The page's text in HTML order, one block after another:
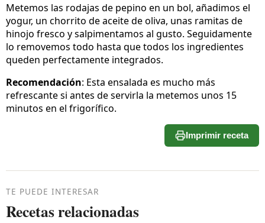
Metemos las rodajas de pepino en un bol, añadimos el
yogur, un chorrito de aceite de oliva, unas ramitas de
hinojo fresco y salpimentamos al gusto. Seguidamente
lo removemos todo hasta que todos los ingredientes
queden perfectamente integrados.
Recomendación: Esta ensalada es mucho más
refrescante si antes de servirla la metemos unos 15
minutos en el frigorífico.
Imprimir receta
TE PUEDE INTERESAR
Recetas relacionadas